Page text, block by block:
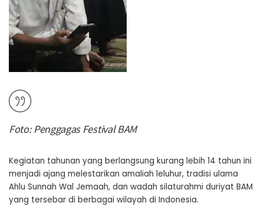
Foto: Penggagas Festival BAM
Kegiatan tahunan yang berlangsung kurang lebih 14 tahun ini
menjadi ajang melestarikan amaliah leluhur, tradisi ulama
Ahlu Sunnah Wal Jemaah, dan wadah silaturahmi duriyat BAM
yang tersebar di berbagai wilayah di Indonesia.